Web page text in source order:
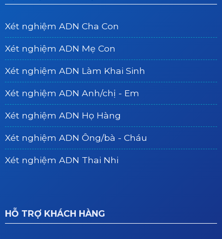
Xét nghiệm ADN Cha Con
Xét nghiệm ADN Mẹ Con
Xét nghiệm ADN Làm Khai Sinh
Xét nghiệm ADN Anh/chị - Em
Xét nghiệm ADN Họ Hàng
Xét nghiệm ADN Ông/bà - Cháu
Xét nghiệm ADN Thai Nhi
HỖ TRỢ KHÁCH HÀNG